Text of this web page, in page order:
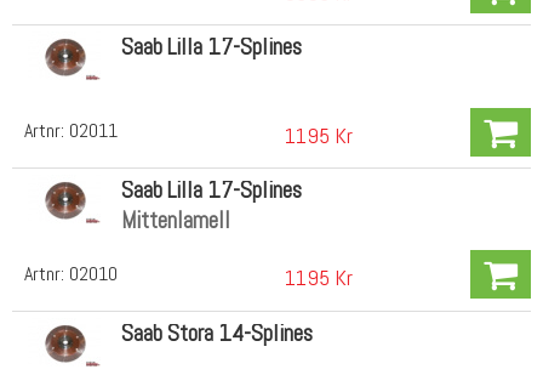
Artnr: 02011
Saab Lilla 17-Splines
1195 Kr
Artnr: 02010
Saab Lilla 17-Splines
Mittenlamell
1195 Kr
Saab Stora 14-Splines